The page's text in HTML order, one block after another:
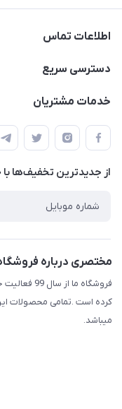
اطلاعات تماس
09165044753
دسترسی سریع
حساب کاربری
لیست محصولات
درباره ما
خدمات مشتریان
قوانین و مقررات
حریم خصوصی
راهنما
از جدید‌ترین تخفیف‌ها با‌
مختصری درباره
فروشگاه ما
کرده است .تمامی محصولات این
میباشد.